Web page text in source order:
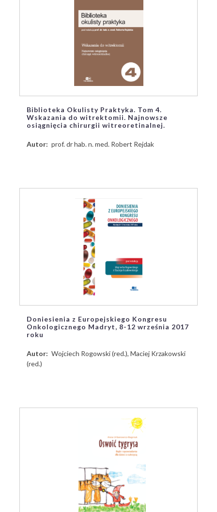
Biblioteka Okulisty Praktyka. Tom 4.
Wskazania do witrektomii. Najnowsze
osiągnięcia chirurgii witreoretinalnej.
Autor prof. dr hab. n. med. Robert Rejdak
Doniesienia z Europejskiego Kongresu
Onkologicznego Madryt, 8-12 września 2017
roku
Autor
Wojciech Rogowski (red.), Maciej Krzakowski
(red.)